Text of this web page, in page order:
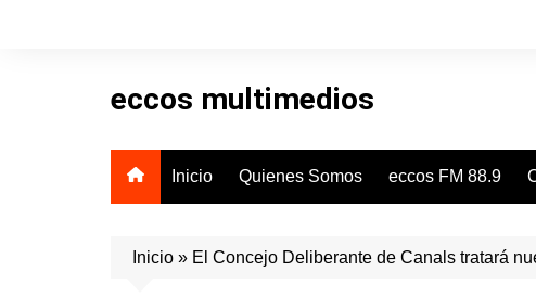
eccos multimedios
Inicio Quienes Somos eccos FM 88.9
Inicio » El Concejo Deliberante de Canals tratará